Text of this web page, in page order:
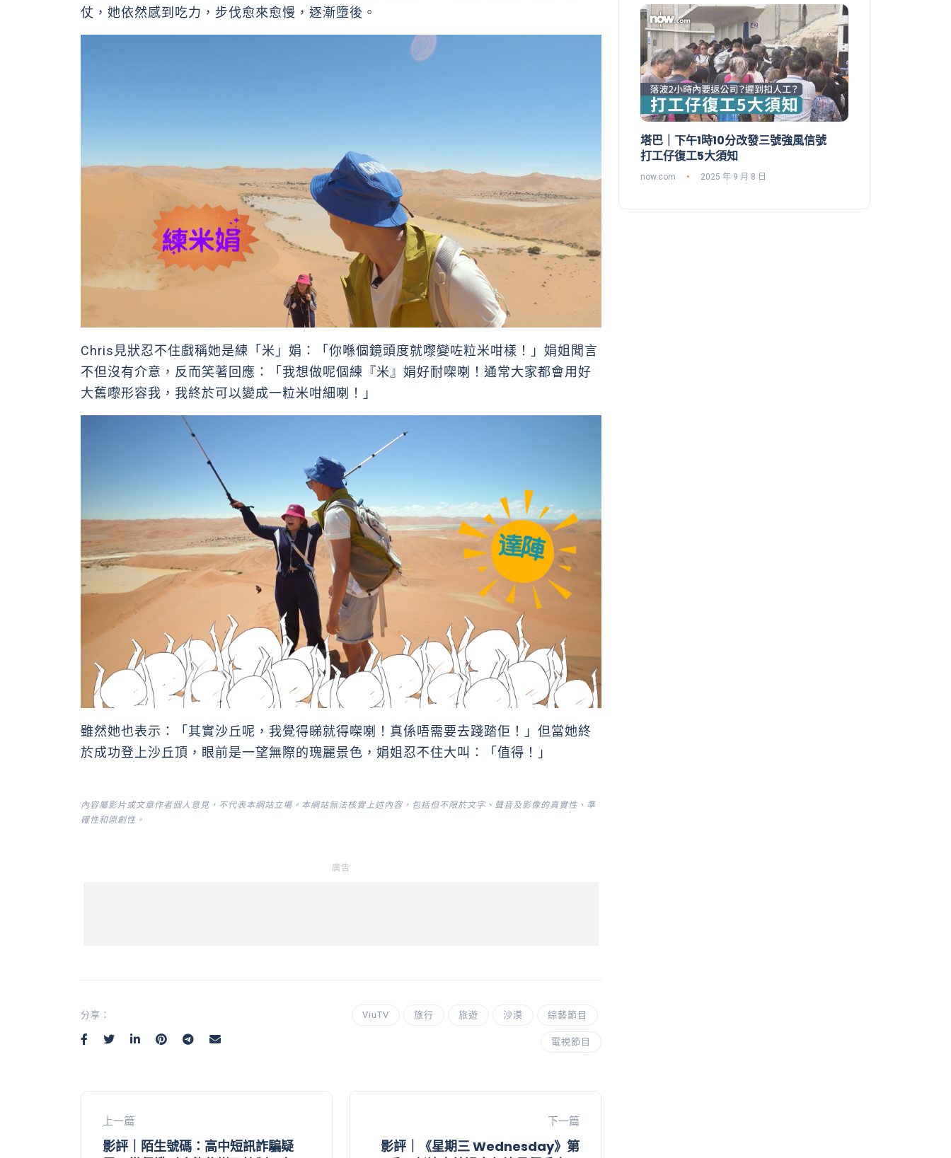
仗，她依然感到吃力，步伐愈來愈慢，逐漸墮後。
Chris見狀忍不住戲稱她是練「米」娟：「你喺個鏡頭度就嚟變咗粒米咁樣！」娟姐聞言
不但沒有介意，反而笑著回應：「我想做呢個練『米』娟好耐㗎喇！通常大家都會用好
大舊嚟形容我，我終於可以變成一粒米咁細喇！」
雖然她也表示：「其實沙丘呢，我覺得睇就得㗎喇！真係唔需要去踐踏佢！」但當她終
於成功登上沙丘頂，眼前是一望無際的瑰麗景色，娟姐忍不住大叫：「值得！」
內容屬影片或文章作者個人意見，不代表本網站立場。本網站無法核實上述內容，包括但不限於文字、聲音及影像的真實性、準
確性和原創性。
廣告
分享： ViuTV 旅行 旅遊 沙漠 綜藝節目
電視節目
上一篇
影評｜陌生號碼：高中短訊詐騙疑
下一篇
影評｜《星期三 Wednesday》第
塔巴｜下午1時10分改發三號強風信號
打工仔復工5大須知
now.com 2025 年 9 月 8 日